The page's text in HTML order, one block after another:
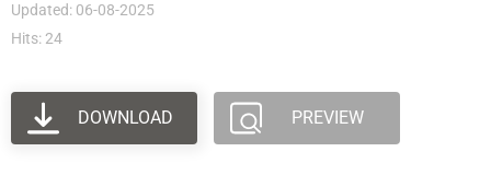
Updated: 06-08-2025
Hits: 24
DOWNLOAD PREVIEW